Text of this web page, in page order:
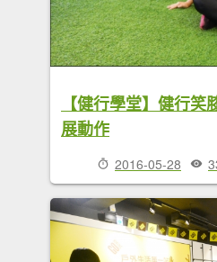
【健行學堂】健行
展動作
2016-05-28